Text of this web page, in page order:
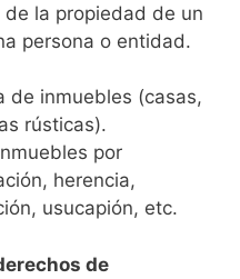
la propiedad de un
persona o entidad.
de inmuebles (casas,
rústicas).
por
herencia,
usucapión, etc.
de